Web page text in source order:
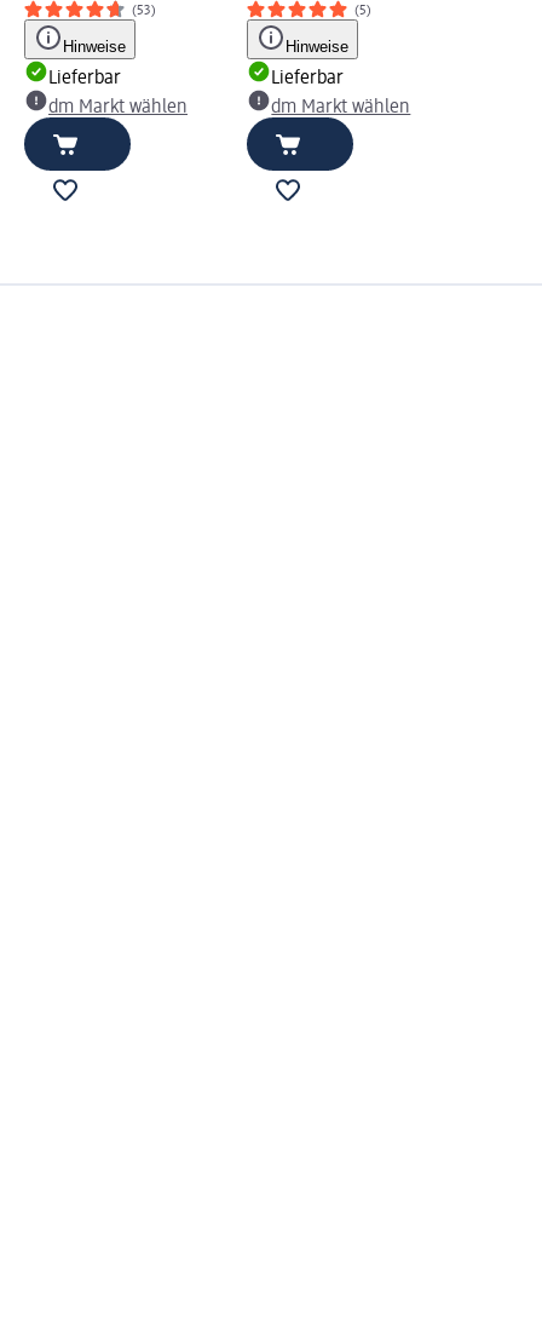
(53)
Hinweise
Lieferbar
dm Markt wählen
(5)
Hinweise
Lieferbar
dm Markt wählen